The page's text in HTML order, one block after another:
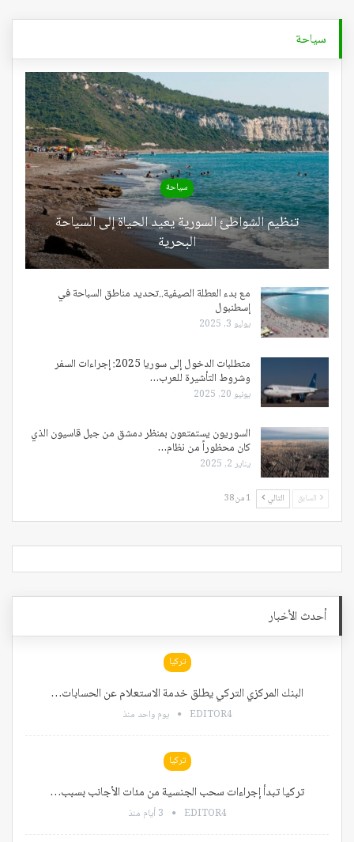
سياحة
سياحة
تنظيم الشواطئ السورية يعيد الحياة إلى السياحة
البحرية
مع بدء العطلة الصيفية..تحديد مناطق السباحة في
إسطنبول
يوليو 3, 2025
متطلبات الدخول إلى سوريا 2025: إجراءات السفر
وشروط التأشيرة للعرب…
يونيو 20, 2025
السوريون يستمتعون بمنظر دمشق من جبل قاسيون الذي
كان محظوراً من نظام…
يناير 2, 2025
السابق التالي 1 من 38
أحدث الأخبار
تركيا
البنك المركزي التركي يطلق خدمة الاستعلام عن الحسابات…
EDITOR4 يوم واحد منذ
تركيا
تركيا تبدأ إجراءات سحب الجنسية من مئات الأجانب بسبب…
EDITOR4 3 أيام منذ